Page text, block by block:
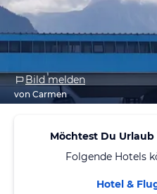
Bild melden
von Carmen
Möchtest Du
Folgende Hotels
Hotel &